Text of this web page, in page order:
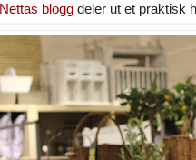
Nettas blogg deler ut et praktisk